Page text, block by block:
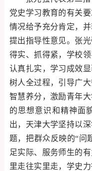
党史学习教育的有关
情况给予充分肯定，
提出指导性意见。张
得实、抓得紧，学校
认真扎实，学习成效
树人全过程，引导广
智慧养分，激励青年
的思想意识和精神面
出，天津大学坚持以
题，把群众反映的“问
足实际、服务师生的
里走往实里走，学史